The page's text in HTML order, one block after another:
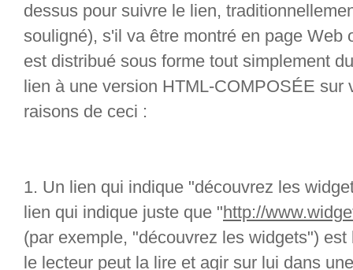
dessus pour suivre le lien,
souligné), s'il va être montré en page Web
est distribué sous forme tout simplement
lien à une version HTML-COMPOSÉE sur
raisons de ceci :
1. Un lien qui indique "découvrez les
lien qui indique juste que "http://
(par exemple, "découvrez les widgets")
le lecteur peut la lire et agir sur lui dans